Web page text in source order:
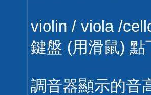
violin / viola /
鍵盤 (用滑鼠) 點
調音器顯示的音